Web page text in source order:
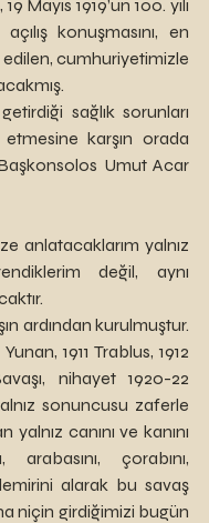
konuşmasını, en
cumhuriyetimizle
karşın orada
Başkonsolos Umut Acar
değil, aynı
1911 Trablus, 1912
nihayet 1920-22
sonuncusu zaferle
canını ve kanını
arabasını, çorabını,
alarak bu savaş
niçin girdiğimizi bugün